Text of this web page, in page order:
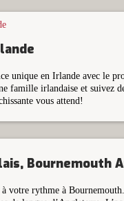
unique en Irlande avec le
famille irlandaise et suivez
vous attend!
Bournemouth
votre rythme à